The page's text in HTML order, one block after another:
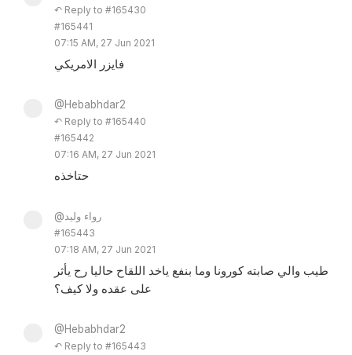
↶ Reply to #165430
#165441
07:15 AM, 27 Jun 2021
فايزر الامريكي
@Hebabhdar2
↶ Reply to #165440
#165442
07:16 AM, 27 Jun 2021
حتاخذه
@رواء وليد
#165443
07:18 AM, 27 Jun 2021
طيب والي صابته كورونا وما بنفع ياخد اللقاح حاليا رح يأثر
على عقده ولا كيف؟
@Hebabhdar2
↶ Reply to #165443